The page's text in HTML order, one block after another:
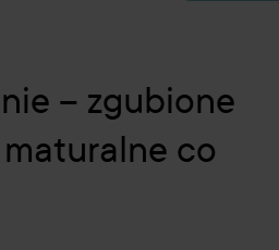
– zgubione
co